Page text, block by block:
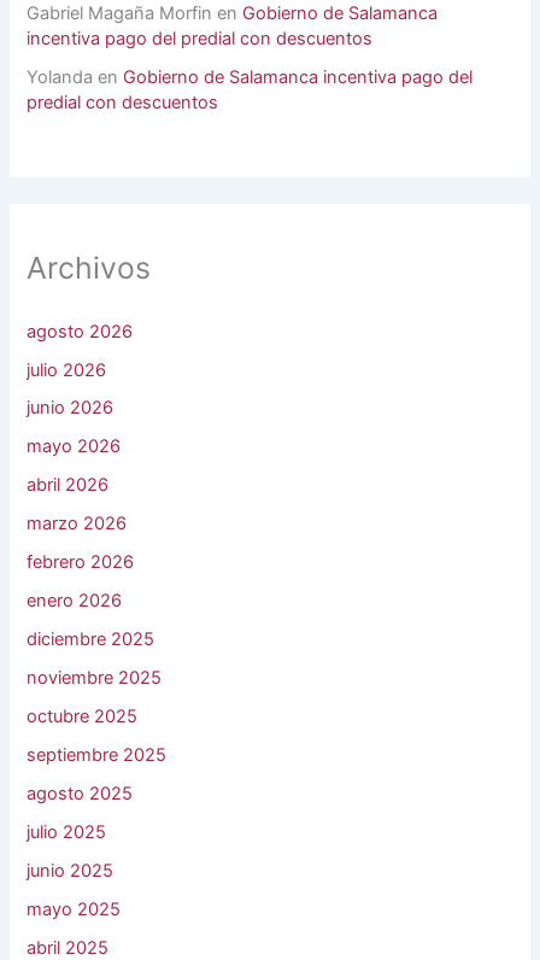
Gabriel Magaña Morfin en Gobierno de Salamanca
incentiva pago del predial con descuentos
Yolanda en Gobierno de Salamanca incentiva pago del
predial con descuentos
Archivos
agosto 2026
julio 2026
junio 2026
mayo 2026
abril 2026
marzo 2026
febrero 2026
enero 2026
diciembre 2025
noviembre 2025
octubre 2025
septiembre 2025
agosto 2025
julio 2025
junio 2025
mayo 2025
abril 2025